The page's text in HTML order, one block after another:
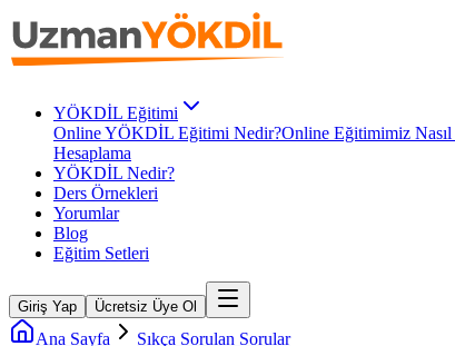
YÖKDİL Eğitimi
Online YÖKDİL Eğitimi Nedir?Online Eğitimimiz Nasıl
Hesaplama
YÖKDİL Nedir?
Ders Örnekleri
Yorumlar
Blog
Eğitim Setleri
Giriş Yap Ücretsiz Üye Ol
Ana Sayfa Sıkça Sorulan Sorular